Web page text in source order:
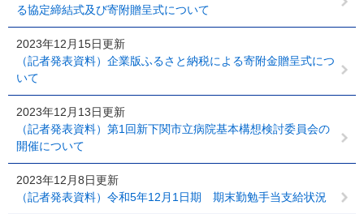
る協定締結式及び寄附贈呈式について
2023年12月15日更新
（記者発表資料）企業版ふるさと納税による寄附金贈呈式につ
いて
2023年12月13日更新
（記者発表資料）第1回新下関市立病院基本構想検討委員会の
開催について
2023年12月8日更新
（記者発表資料）令和5年12月1日期 期末勤勉手当支給状況